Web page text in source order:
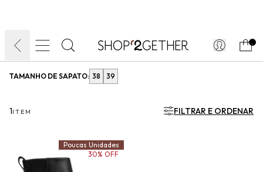
TAMANHO DE SAPATO: 38 39
1ITEM FILTRAR E ORDENAR
Poucas Unidades
30% OFF